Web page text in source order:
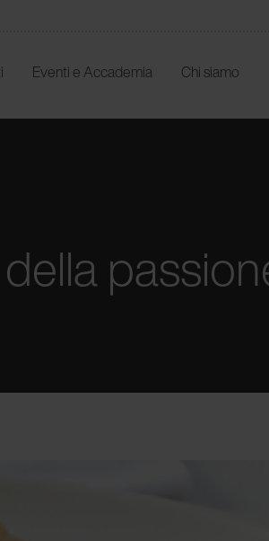
Eventi e Accademia Chi siamo